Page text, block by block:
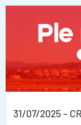
31/07/2025 –